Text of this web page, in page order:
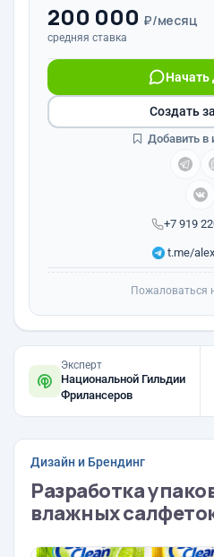
200 000 ₽/месяц
средняя ставка
+7 919
Начать
t.me/
Создать
Добавить в
Пожаловаться
Эксперт
Национальной Гильдии
Фрилансеров
Дизайн и Брендинг
Разработка
влажных